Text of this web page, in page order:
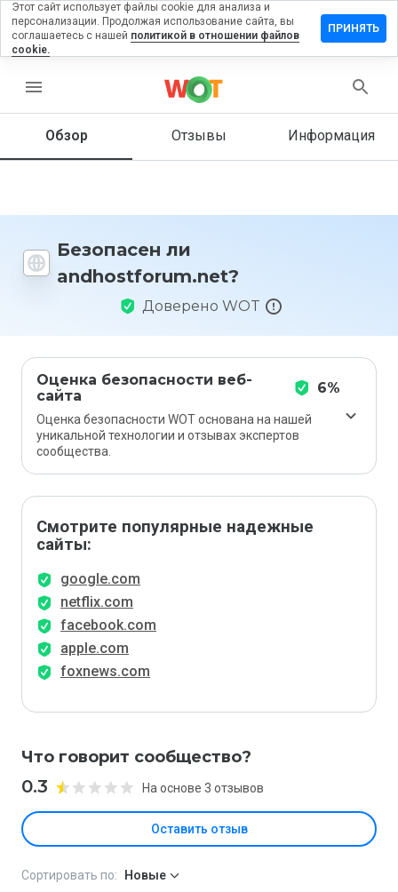
menu
Обзор Отзывы Информация
Безопасен ли
andhostforum.net?
Доверено WOT
Оценка безопасности веб-
сайта
6%
Оценка безопасности WOT основана на нашей
уникальной технологии и отзывах экспертов
сообщества.
Смотрите популярные надежные
сайты:
google.com
netflix.com
facebook.com
apple.com
foxnews.com
Что говорит сообщество?
0.3 На основе 3 отзывов
Оставить отзыв
отзыв
Как бы
этот
1 до 5?
Сортировать по: Новые
Этот сайт использует файлы cookie для анализа и
персонализации. Продолжая использование сайта, вы
соглашаетесь с нашей политикой в отношении файлов
cookie.
ПРИНЯТЬ